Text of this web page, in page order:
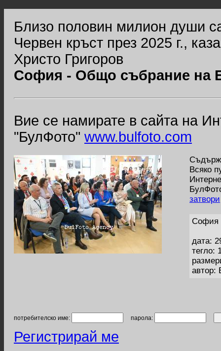
Близо половин милион души
Червен кръст през 2025 г.,
Христо Григоров
София - Общо събрание на
Вие се намирате в сайта на
"БулФото" www.bulfoto.com
Всяко
затвори
София
дата:
тегло:
автор:
потребителско име: парола:
Регистрирай ме